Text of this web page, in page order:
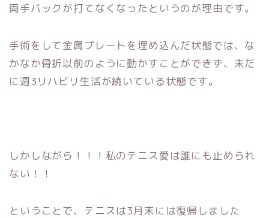
両手バックが打てなくなったというのが理由です。
手術をして金属プレートを埋め込んだ状態では、な
かなか骨折以前のように動かすことができず、未だ
に週3リハビリ生活が続いている状態です。
しかしながら！！！私のテニス愛は誰にも止められ
ない！！
ということで、テニスは3月末には復帰しました